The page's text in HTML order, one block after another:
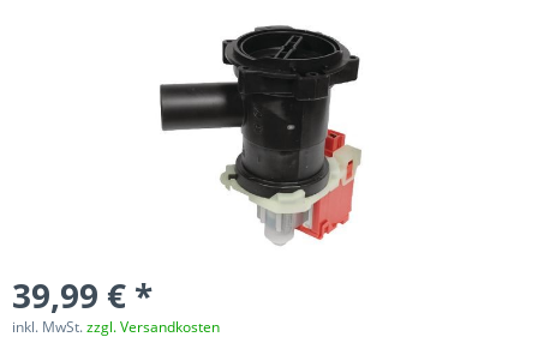
39,99 € *
inkl. MwSt.zzgl. Versandkosten